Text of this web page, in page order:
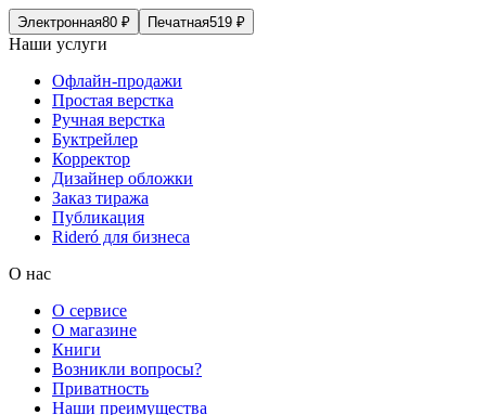
Электронная80 ₽ Печатная519 ₽
Наши услуги
Офлайн-продажи
Простая верстка
Ручная верстка
Буктрейлер
Корректор
Дизайнер обложки
Заказ тиража
Публикация
Rideró для бизнеса
О нас
О сервисе
О магазине
Книги
Возникли вопросы?
Приватность
Наши преимущества